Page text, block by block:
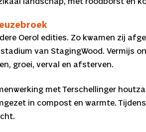
Oerol edities. Zo kwamen zij
van StagingWood. Vermijs
groei, verval en afsterven.
met Terschellinger
in compost en warmte.